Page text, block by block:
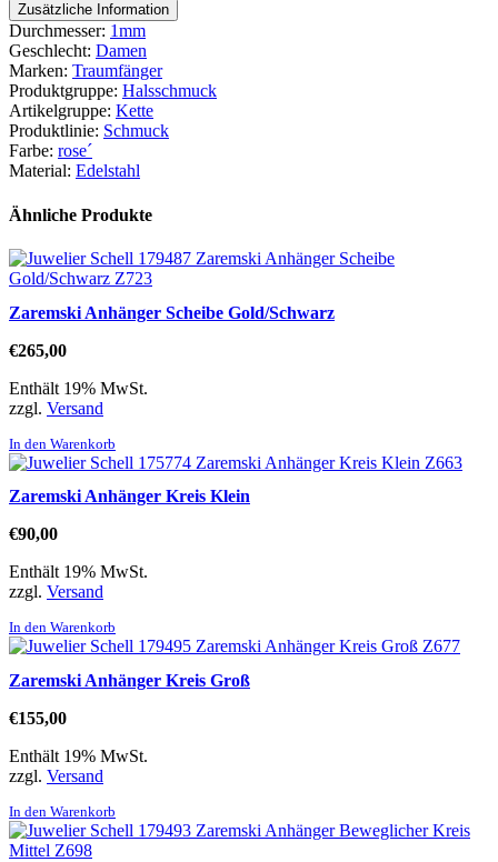
Zusätzliche Information
Durchmesser: 1mm
Geschlecht: Damen
Marken: Traumfänger
Produktgruppe: Halsschmuck
Artikelgruppe: Kette
Produktlinie: Schmuck
Farbe: rose´
Material: Edelstahl
Ähnliche Produkte
Zaremski Anhänger Scheibe Gold/Schwarz
€265,00
Enthält 19% MwSt.
zzgl. Versand
In den Warenkorb
Zaremski Anhänger Kreis Klein
€90,00
Enthält 19% MwSt.
zzgl. Versand
In den Warenkorb
Zaremski Anhänger Kreis Groß
€155,00
Enthält 19% MwSt.
zzgl. Versand
In den Warenkorb